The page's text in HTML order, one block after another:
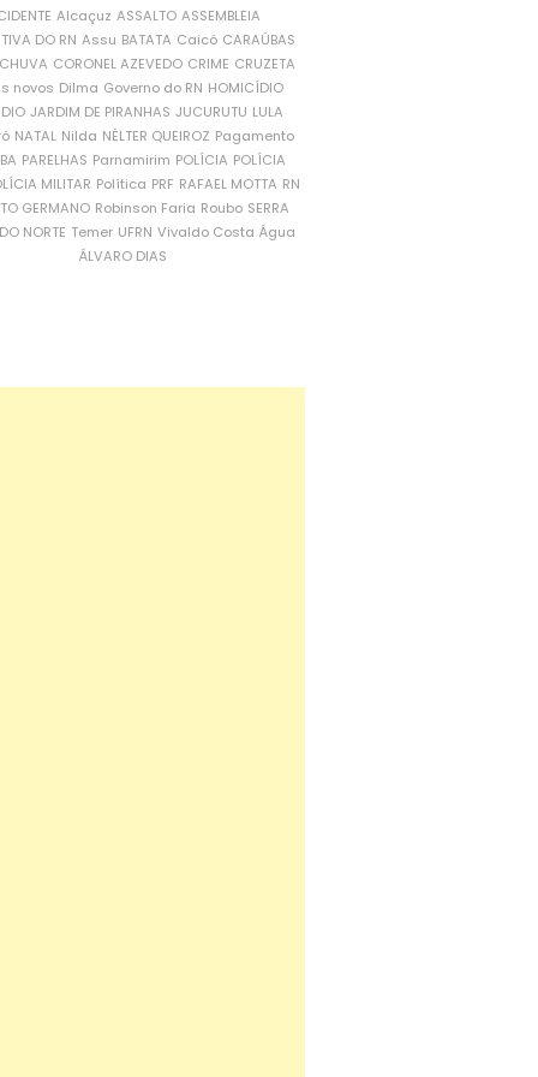
Alcaçuz ASSALTO ASSEMBLEIA
DO RN Assu BATATA Caicó CARAÚBAS
CORONEL AZEVEDO CRIME CRUZETA
novos Dilma Governo do RN HOMICÍDIO
JARDIM DE PIRANHAS JUCURUTU LULA
NATAL Nilda NÉLTER QUEIROZ Pagamento
PARELHAS Parnamirim POLÍCIA POLÍCIA
MILITAR Política PRF RAFAEL MOTTA RN
GERMANO Robinson Faria Roubo SERRA
NORTE Temer UFRN Vivaldo Costa Água
ÁLVARO DIAS